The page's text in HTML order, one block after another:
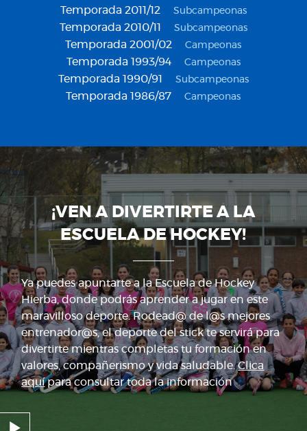
Temporada 2011/12 Subcampeonas
Temporada 2010/11 Subcampeonas
Temporada 2001/02 Campeonas
Temporada 1993/94 Campeonas
Temporada 1990/91 Subcampeonas
Temporada 1986/87 Campeonas
¡VEN A DIVERTIRTE A LA
ESCUELA DE HOCKEY!
Ya puedes apuntarte a la Escuela de Hockey
Hierba, donde podrás aprender a jugar en este
maravilloso deporte. Rodead@ de l@s mejores
entrenador@s, el deporte del stick te servirá para
divertirte mientras completas tu formación en
valores, compañerismo y vida saludable.Clica
aquípara consultar toda la información